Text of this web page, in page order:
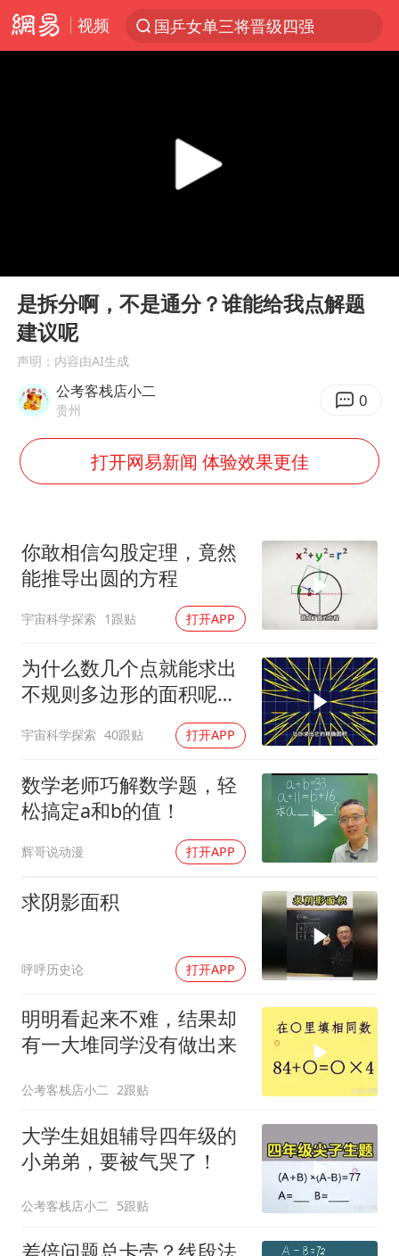
视频
国乒女单三将晋级四强
央视新主播李秋莹孙亚鹏亮相
黄金牛市回来了吗
白海豚将正面袭击贯穿浙江
酒店回应车内过夜被收150元
杭州全市有序停课
36岁男演员成景区NPC后人气爆棚
乐享全民健身 共筑健康中国
Play
是拆分啊，不是通分？谁能给我点解题
建议呢
声明：内容由AI生成
公考客栈店小二
贵州 0
打开网易新闻 体验效果更佳
你敢相信勾股定理，竟然
能推导出圆的方程
宇宙科学探索 1跟贴 打开APP
为什么数几个点就能求出
不规则多边形的面积呢？
皮克定理会告诉你想要的
答案
宇宙科学探索 40跟贴 打开APP
数学老师巧解数学题，轻
松搞定a和b的值！
辉哥说动漫 打开APP
求阴影面积
呼呼历史论 打开APP
明明看起来不难，结果却
有一大堆同学没有做出来
公考客栈店小二 2跟贴
大学生姐姐辅导四年级的
小弟弟，要被气哭了！
公考客栈店小二 5跟贴